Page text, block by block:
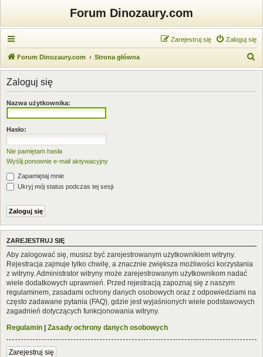
Forum Dinozaury.com
Zaloguj się
Zarejestruj się
Forum Dinozaury.com Strona główna
z
Zaloguj się
Nazwa użytkownika:
Hasło:
Nie pamiętam hasła
Wyślij ponownie e-mail aktywacyjny
Zapamiętaj mnie
Ukryj mój status podczas tej sesji
ZAREJESTRUJ SIĘ
Aby zalogować się, musisz być zarejestrowanym użytkownikiem witryny.
Rejestracja zajmuje tylko chwilę, a znacznie zwiększa możliwości korzystania
z witryny. Administrator witryny może zarejestrowanym użytkownikom nadać
wiele dodatkowych uprawnień. Przed rejestracją zapoznaj się z naszym
regulaminem, zasadami ochrony danych osobowych oraz z odpowiedziami na
często zadawane pytania (FAQ), gdzie jest wyjaśnionych wiele podstawowych
zagadnień dotyczących funkcjonowania witryny.
Regulamin | Zasady ochrony danych osobowych
Zarejestruj się